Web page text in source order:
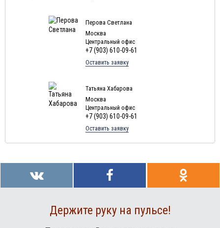
Туры в Кубу в августе
Доминиканская Республика
Туры в Грецию в августе
Туры в Мальдивы в августе
Туры в Маврикий в августе
Перова Светлана
Москва
Центральный офис
+7 (903) 610-09-61
Оставить заявку
Татьяна Хабарова
Москва
Центральный офис
+7 (903) 610-09-61
Оставить заявку
Держите руку на пульсе!